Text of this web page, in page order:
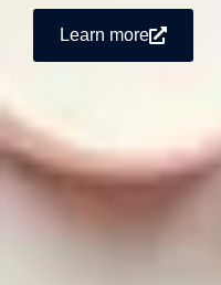
Learn more